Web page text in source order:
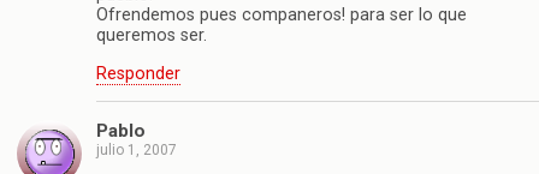
Ofrendemos pues companeros! para ser lo que
queremos ser.
Responder
Pablo
julio 1, 2007